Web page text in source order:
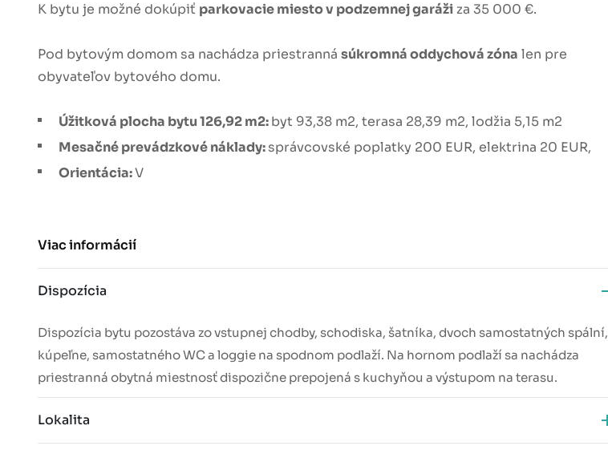
K bytu je možné dokúpiť parkovacie miesto v podzemnej garáži za 35 000 €.
Pod bytovým domom sa nachádza priestranná súkromná oddychová zóna len pre
obyvateľov bytového domu.
Úžitková plocha bytu 126,92 m2:byt 93,38 m2, terasa 28,39 m2, lodžia 5,15 m2
Mesačné prevádzkové náklady:správcovské poplatky 200 EUR, elektrina 20 EUR,
Orientácia:V
Viac informácií
Dispozícia
Dispozícia bytu pozostáva zo vstupnej chodby, schodiska, šatníka, dvoch samostatných spální,
kúpeľne, samostatného WC a loggie na spodnom podlaží. Na hornom podlaží sa nachádza
priestranná obytná miestnosť dispozične prepojená s kuchyňou a výstupom na terasu.
Lokalita